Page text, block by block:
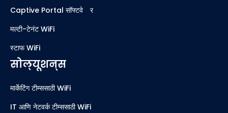
Captive Portal सॉफ्टवेअर
मल्टी-टेनंट WiFi
स्टाफ WiFi
सोल्यूशन्स
मार्केटिंग टीम्ससाठी WiFi
IT आणि नेटवर्क टीम्ससाठी WiFi